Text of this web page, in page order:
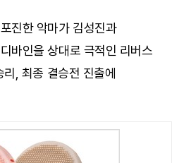
진한 악마가 김성진과
바인을 상대로 극적인 리버스
, 최종 결승전 진출에